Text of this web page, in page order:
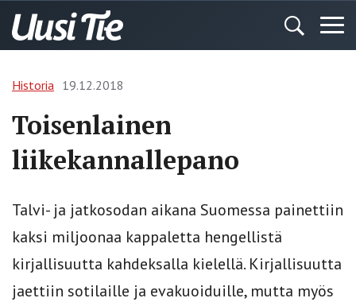
Historia 19.12.2018
Toisenlainen
liikekannallepano
Talvi- ja jatkosodan aikana Suomessa painettiin
kaksi miljoonaa kappaletta hengellistä
kirjallisuutta kahdeksalla kielellä. Kirjallisuutta
jaettiin sotilaille ja evakuoiduille, mutta myös